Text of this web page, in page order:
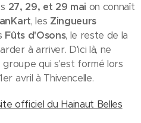
27, 29, et 29 mai on connaît
, les Zingueurs
Fûts d'Osons, le reste de la
à arriver. D'ici là, ne
qui s'est formé lors
avril à Thivencelle.
officiel du Hainaut Belles